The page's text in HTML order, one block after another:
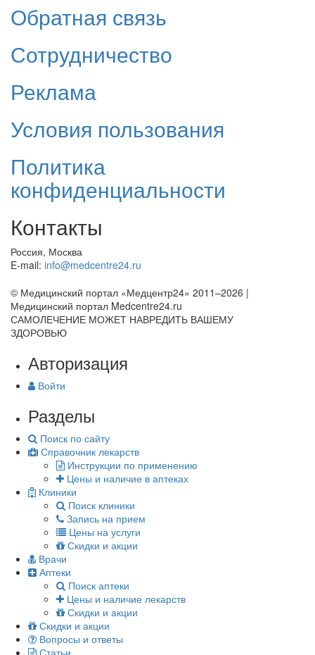
Обратная связь
Сотрудничество
Реклама
Условия пользования
Политика
конфиденциальности
Контакты
Россия, Москва
E-mail: info@medcentre24.ru
© Медицинский портал «Медцентр24» 2011–2026 |
Медицинский портал Medcentre24.ru
САМОЛЕЧЕНИЕ МОЖЕТ НАВРЕДИТЬ ВАШЕМУ
ЗДОРОВЬЮ
Авторизация
Войти
Разделы
Поиск по сайту
Справочник лекарств
Инструкции по применению
Цены и наличие в аптеках
Клиники
Поиск клиники
Запись на прием
Цены на услуги
Скидки и акции
Врачи
Аптеки
Поиск аптеки
Цены и наличие лекарств
Скидки и акции
Скидки и акции
Вопросы и ответы
Статьи